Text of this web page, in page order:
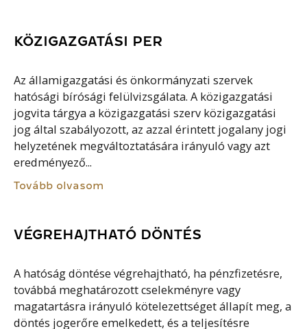
KÖZIGAZGATÁSI PER
Az államigazgatási és önkormányzati szervek
hatósági bírósági felülvizsgálata. A közigazgatási
jogvita tárgya a közigazgatási szerv közigazgatási
jog által szabályozott, az azzal érintett jogalany jogi
helyzetének megváltoztatására irányuló vagy azt
eredményező...
Tovább olvasom
VÉGREHAJTHATÓ DÖNTÉS
A hatóság döntése végrehajtható, ha pénzfizetésre,
továbbá meghatározott cselekményre vagy
magatartásra irányuló kötelezettséget állapít meg, a
döntés jogerőre emelkedett, és a teljesítésre